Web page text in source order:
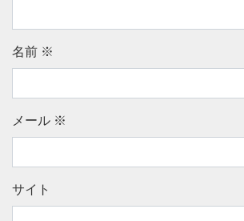
名前 ※
メール ※
サイト